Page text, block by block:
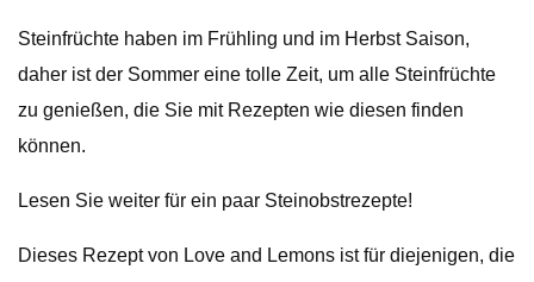
Steinfrüchte haben im Frühling und im Herbst Saison,
daher ist der Sommer eine tolle Zeit, um alle Steinfrüchte
zu genießen, die Sie mit Rezepten wie diesen finden
können.
Lesen Sie weiter für ein paar Steinobstrezepte!
Dieses Rezept von Love and Lemons ist für diejenigen, die